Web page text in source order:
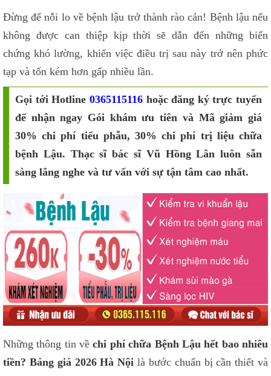
Đừng để nỗi lo về bệnh lậu trở thành rào cản! Bệnh lậu nếu
không được can thiệp kịp thời sẽ dẫn đến những biến
chứng khó lường, khiến việc điều trị sau này trở nên phức
tạp và tốn kém hơn gấp nhiều lần.
Gọi tới Hotline 0365115116hoặc đăng ký trực tuyến
để nhận ngay Gói khám ưu tiên và Mã giảm giá
30% chi phí tiểu phẫu, 30% chi phí trị liệu chữa
bệnh Lậu. Thạc sĩ bác sĩ Vũ Hồng Lân luôn sẵn
sàng lắng nghe và tư vấn với sự tận tâm cao nhất.
Những thông tin vềchi phí chữa Bệnh Lậu hết bao nhiêu
tiền? Bảng giá 2026 Hà Nội là bước chuẩn bị cần thiết và